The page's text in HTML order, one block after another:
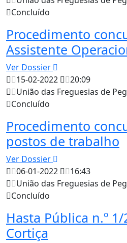
Concluído
Procedimento
Assistente
Ver Dossier
15-02-2022
20:09
União das Freguesias de
Concluído
Procedimento
postos de trabalho
Ver Dossier
06-01-2022
16:43
União das Freguesias de
Concluído
Hasta Pública n.º
Cortiça